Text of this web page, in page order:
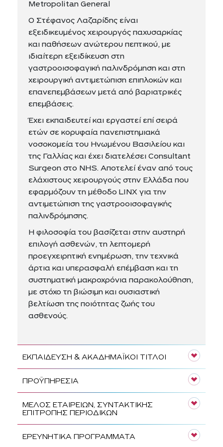
Metropolitan General
Ο Στέφανος Λαζαρίδης είναι
εξειδικευμένος χειρουργός παχυσαρκίας
και παθήσεων ανώτερου πεπτικού, με
ιδιαίτερη εξειδίκευση στη
γαστροοισοφαγική παλινδρόμηση και στη
χειρουργική αντιμετώπιση επιπλοκών και
επανεπεμβάσεων μετά από βαριατρικές
επεμβάσεις.
Έχει εκπαιδευτεί και εργαστεί επί σειρά
ετών σε κορυφαία πανεπιστημιακά
νοσοκομεία του Ηνωμένου Βασιλείου και
της Γαλλίας και έχει διατελέσει Consultant
Surgeon στο NHS. Αποτελεί έναν από τους
ελάχιστους χειρουργούς στην Ελλάδα που
εφαρμόζουν τη μέθοδο LINX για την
αντιμετώπιση της γαστροοισοφαγικής
παλινδρόμησης.
Η φιλοσοφία του βασίζεται στην αυστηρή
επιλογή ασθενών, τη λεπτομερή
προεγχειρητική ενημέρωση, την τεχνικά
άρτια και υπερασφαλή επέμβαση και τη
συστηματική μακροχρόνια παρακολούθηση,
με στόχο τη βιώσιμη και ουσιαστική
βελτίωση της ποιότητας ζωής του
ασθενούς.
ΕΚΠΑΙΔΕΥΣΗ & ΑΚΑΔΗΜΑΪΚΟΙ ΤΙΤΛΟΙ
ΠΡΟΫΠΗΡΕΣΙΑ
ΜΕΛΟΣ ΕΤΑΙΡΕΙΩΝ, ΣΥΝΤΑΚΤΙΚΗΣ
ΕΠΙΤΡΟΠΗΣ ΠΕΡΙΟΔΙΚΩΝ
ΕΡΕΥΝΗΤΙΚΑ ΠΡΟΓΡΑΜΜΑΤΑ